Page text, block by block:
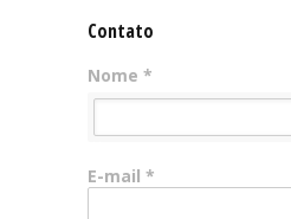
Contato
Nome *
E-mail *